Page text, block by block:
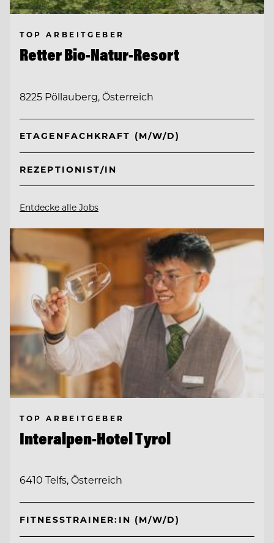
TOP ARBEITGEBER
Retter Bio-Natur-Resort
8225 Pöllauberg, Österreich
ETAGENFACHKRAFT (M/W/D)
REZEPTIONIST/IN
Entdecke alle Jobs
TOP ARBEITGEBER
Interalpen-Hotel Tyrol
6410 Telfs, Österreich
FITNESSTRAINER:IN (M/W/D)